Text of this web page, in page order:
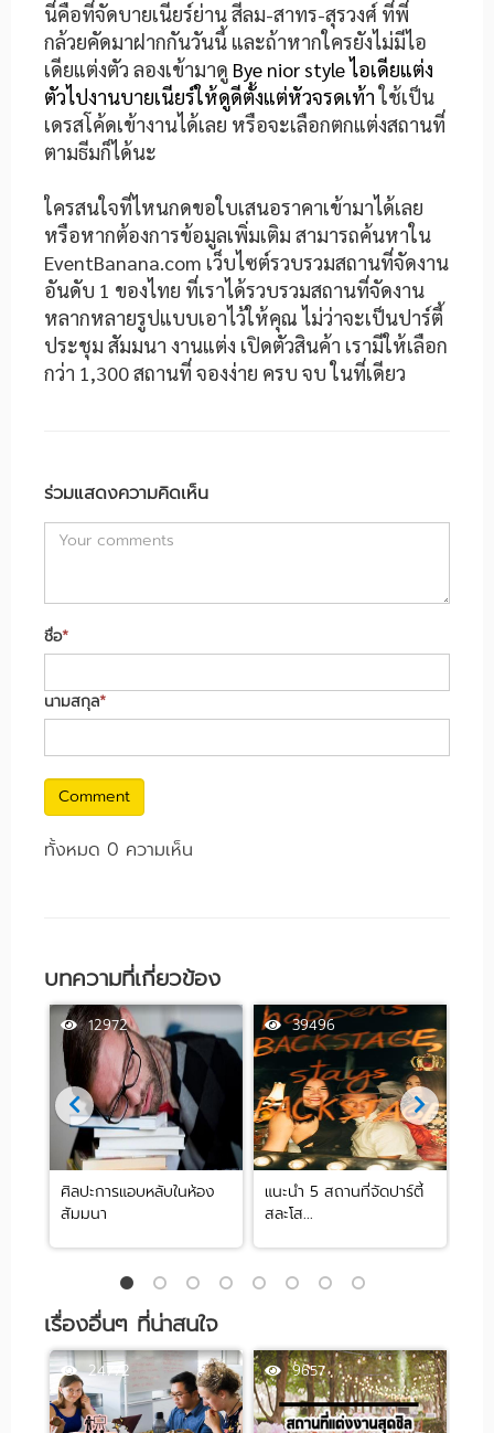
นี่คือที่จัดบายเนียร์ย่าน สีลม-สาทร-สุรวงศ์ ที่พี่
กล้วยคัดมาฝากกันวันนี้ และถ้าหากใครยังไม่มีไอ
เดียแต่งตัว ลองเข้ามาดู Bye nior style ไอเดียแต่ง
ตัวไปงานบายเนียร์ให้ดูดีตั้งแต่หัวจรดเท้าใช้เป็น
เดรสโค้ดเข้างานได้เลย หรือจะเลือกตกแต่งสถานที่
ตามธีมก็ได้นะ
ใครสนใจที่ไหนกดขอใบเสนอราคาเข้ามาได้เลย
หรือหากต้องการข้อมูลเพิ่มเติม สามารถค้นหาใน
EventBanana.com เว็บไซต์รวบรวมสถานที่จัดงาน
อันดับ 1 ของไทย ที่เราได้รวบรวมสถานที่จัดงาน
หลากหลายรูปแบบเอาไว้ให้คุณ ไม่ว่าจะเป็นปาร์ตี้
ประชุม สัมมนา งานแต่ง เปิดตัวสินค้า เรามีให้เลือก
กว่า 1,300 สถานที่ จองง่าย ครบ จบ ในที่เดียว
ร่วมแสดงความคิดเห็น
ชื่อ*
นามสกุล*
Comment
ทั้งหมด 0 ความเห็น
บทความที่เกี่ยวข้อง
12972
ศิลปะการแอบหลับในห้อง
สัมมนา
39496
แนะนำ 5 สถานที่จัดปาร์ตี้
สละโส...
เรื่องอื่นๆ ที่น่าสนใจ
24772 9657